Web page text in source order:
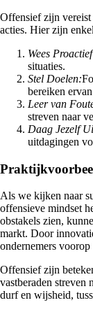
Offensief zijn vereist
acties. Hier zijn
Wees
situaties.
Stel Doelen:
bereiken
Leer van
streven naar
Daag Jezelf
uitdagingen
Als we kijken naar
offensieve mindset
obstakels zien,
markt. Door
ondernemers
Offensief zijn
vastberaden streven
durf en wijsheid,